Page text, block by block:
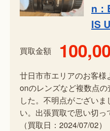
n
IS
買取金額
廿日市市エリアのお客
onのレンズなど複数点
した。不明点がござい
い。出張買取で思い切っ
（買取日：2024/07/02）